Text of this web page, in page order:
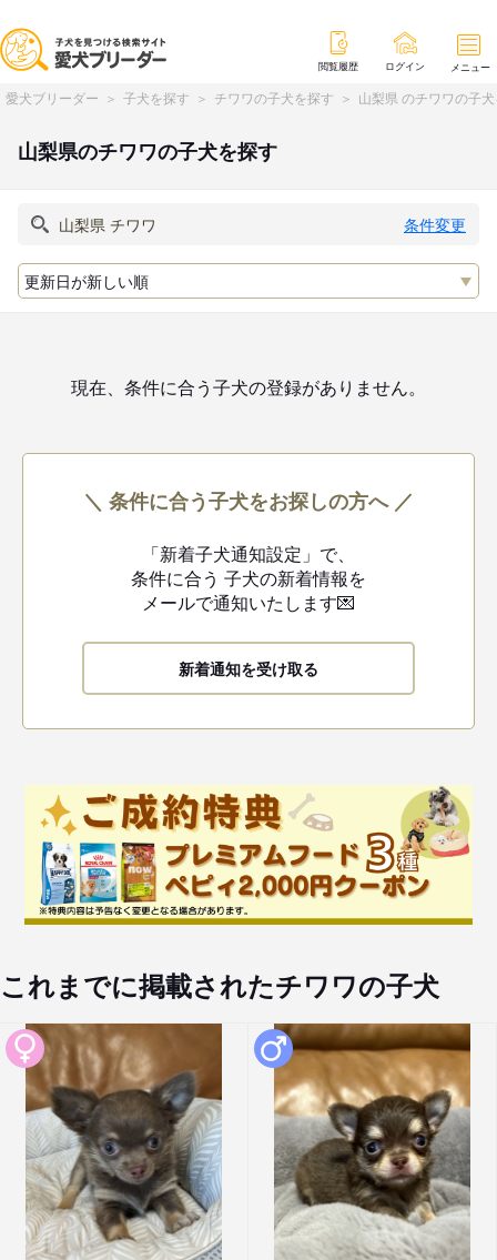
閲覧履歴 ログイン メニュー
愛犬ブリーダー 子犬を探す チワワの子犬を探す 山梨県 のチワワの子
山梨県のチワワの子犬を探す
条件変更
現在、条件に合う子犬の登録がありません。
＼ 条件に合う子犬をお探しの方へ ／
「新着子犬通知設定」で、
条件に合う 子犬の新着情報を
メールで通知いたします💌
新着通知を受け取る
これまでに掲載されたチワワの子犬